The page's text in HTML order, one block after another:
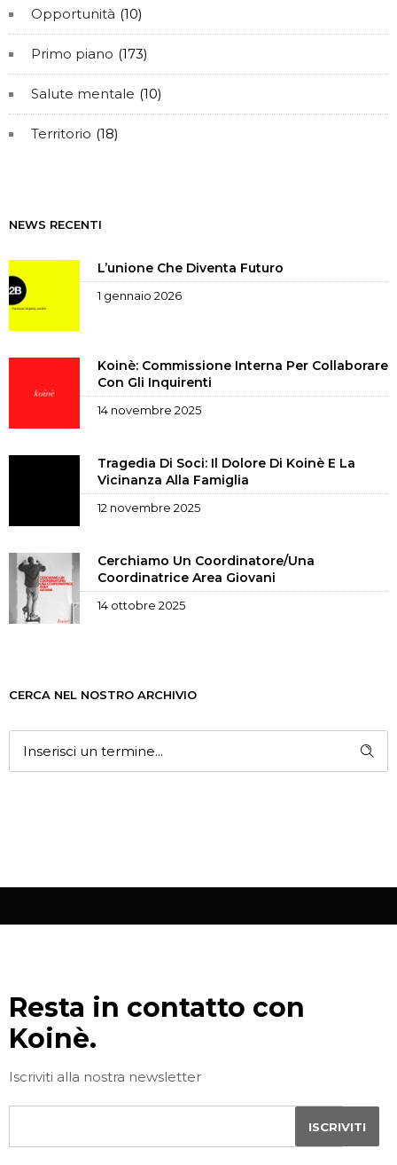
Opportunità (10)
Primo piano (173)
Salute mentale (10)
Territorio (18)
NEWS RECENTI
L’unione Che Diventa Futuro
1 gennaio 2026
Koinè: Commissione Interna Per Collaborare
Con Gli Inquirenti
14 novembre 2025
Tragedia Di Soci: Il Dolore Di Koinè E La
Vicinanza Alla Famiglia
12 novembre 2025
Cerchiamo Un Coordinatore/una
Coordinatrice Area Giovani
14 ottobre 2025
CERCA NEL NOSTRO ARCHIVIO
Resta in contatto con
Koinè.
Iscriviti alla nostra newsletter